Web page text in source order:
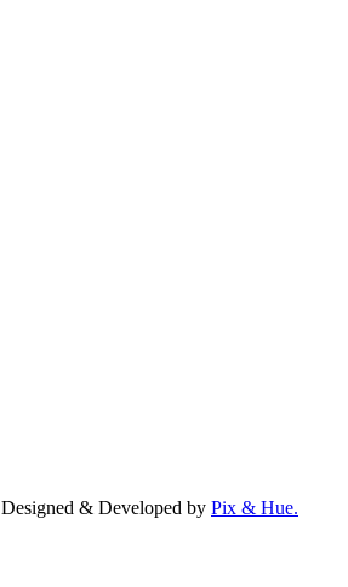
Designed & Developed by Pix & Hue.